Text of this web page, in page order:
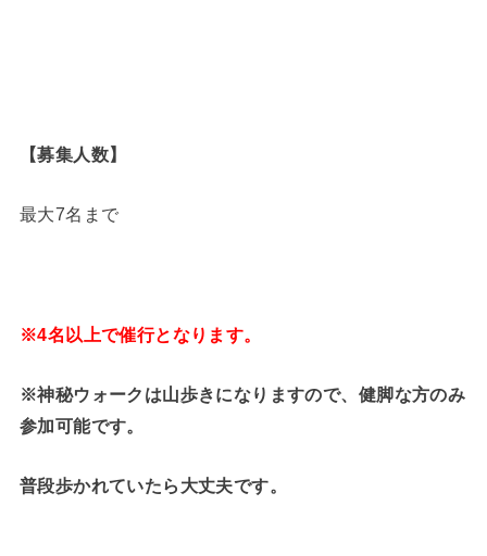
【募集人数】
最大7名まで
※4名以上で催行となります。
※神秘ウォークは山歩きになりますので、健脚な方のみ
参加可能です。
普段歩かれていたら大丈夫です。